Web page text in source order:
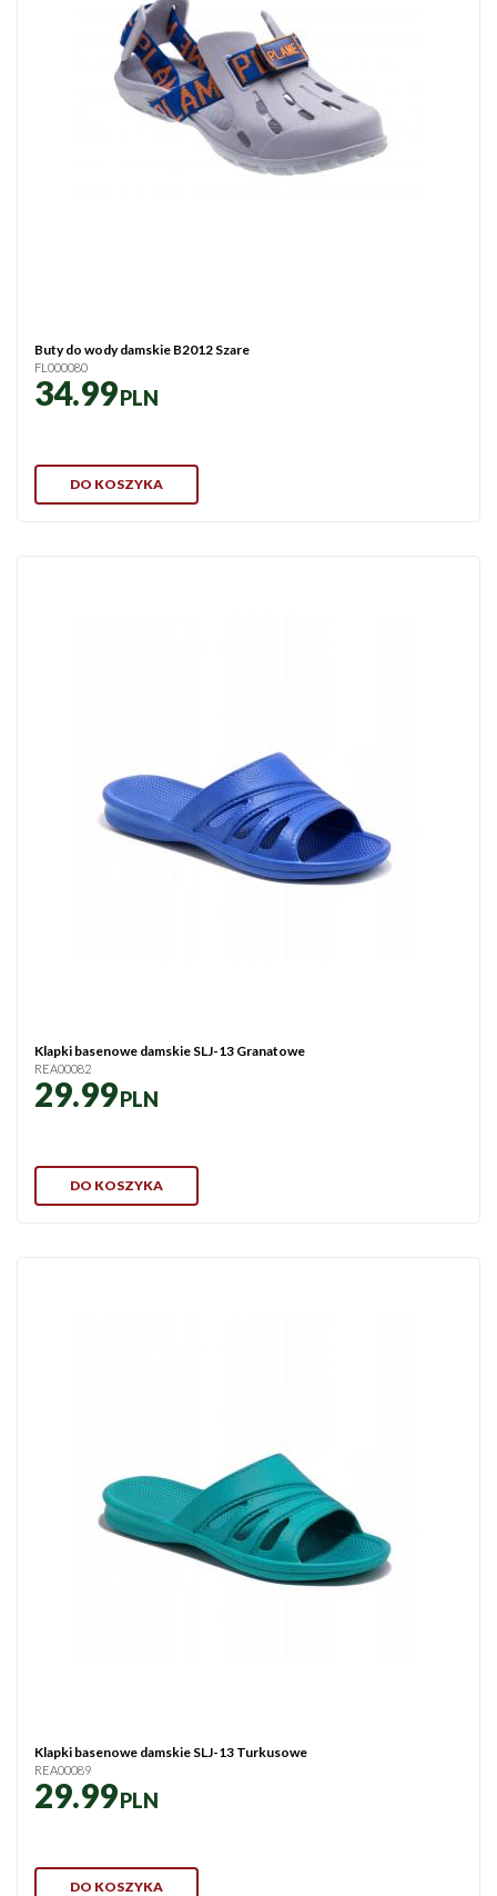
Buty do wody damskie B2012 Szare
FL000080
34.99PLN
DO KOSZYKA
Klapki basenowe damskie SLJ-13 Granatowe
REA00082
29.99PLN
DO KOSZYKA
Klapki basenowe damskie SLJ-13 Turkusowe
REA00089
29.99PLN
DO KOSZYKA